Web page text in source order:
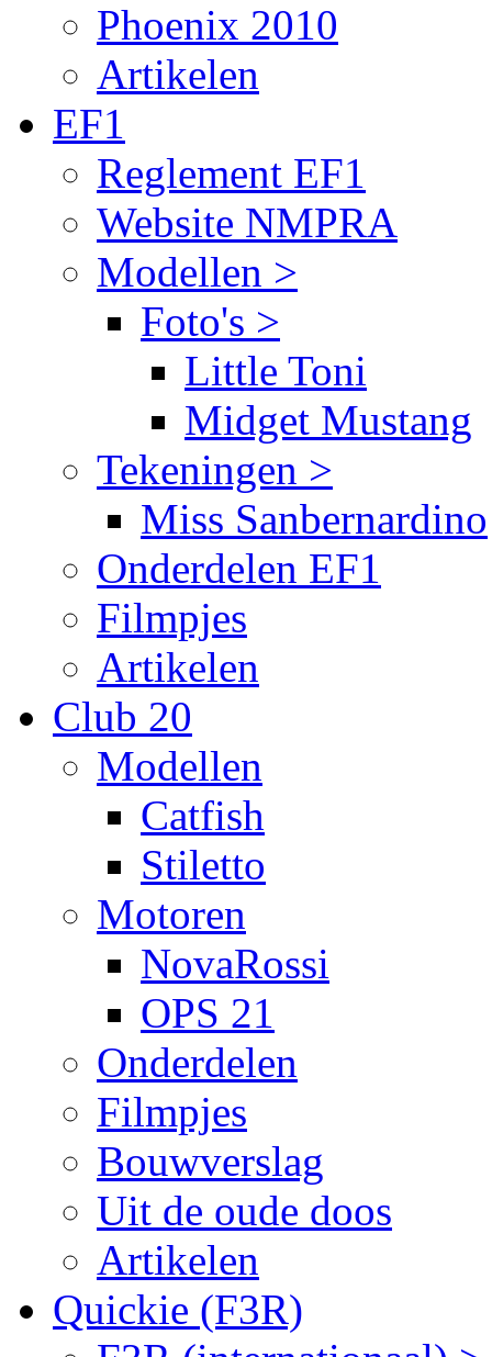
Phoenix 2010
Artikelen
EF1
Reglement EF1
Website NMPRA
Modellen >
Foto's >
Little Toni
Midget Mustang
Tekeningen >
Miss Sanbernardino
Onderdelen EF1
Filmpjes
Artikelen
Club 20
Modellen
Catfish
Stiletto
Motoren
NovaRossi
OPS 21
Onderdelen
Filmpjes
Bouwverslag
Uit de oude doos
Artikelen
Quickie (F3R)